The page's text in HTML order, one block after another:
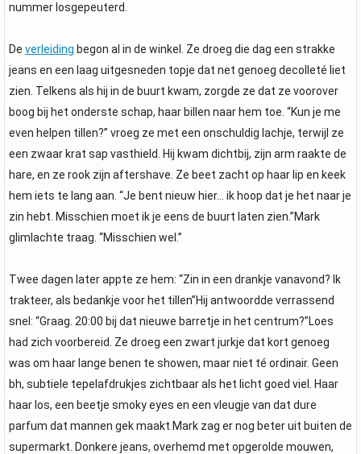
nummer losgepeuterd.
De verleiding begon al in de winkel. Ze droeg die dag een strakke
jeans en een laag uitgesneden topje dat net genoeg decolleté liet
zien. Telkens als hij in de buurt kwam, zorgde ze dat ze voorover
boog bij het onderste schap, haar billen naar hem toe. “Kun je me
even helpen tillen?” vroeg ze met een onschuldig lachje, terwijl ze
een zwaar krat sap vasthield. Hij kwam dichtbij, zijn arm raakte de
hare, en ze rook zijn aftershave. Ze beet zacht op haar lip en keek
hem iets te lang aan. “Je bent nieuw hier… ik hoop dat je het naar je
zin hebt. Misschien moet ik je eens de buurt laten zien.”Mark
glimlachte traag. “Misschien wel.”
Twee dagen later appte ze hem: “Zin in een drankje vanavond? Ik
trakteer, als bedankje voor het tillen”Hij antwoordde verrassend
snel: “Graag. 20:00 bij dat nieuwe barretje in het centrum?”Loes
had zich voorbereid. Ze droeg een zwart jurkje dat kort genoeg
was om haar lange benen te showen, maar niet té ordinair. Geen
bh, subtiele tepelafdrukjes zichtbaar als het licht goed viel. Haar
haar los, een beetje smoky eyes en een vleugje van dat dure
parfum dat mannen gek maakt.Mark zag er nog beter uit buiten de
supermarkt. Donkere jeans, overhemd met opgerolde mouwen,